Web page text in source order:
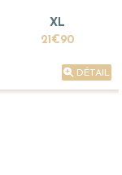
XL
21€90
DÉTAIL